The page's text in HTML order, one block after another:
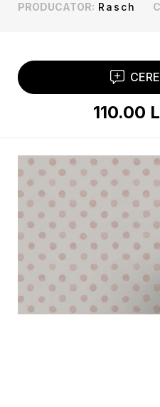
110.00
PRODUCATOR: Rasch